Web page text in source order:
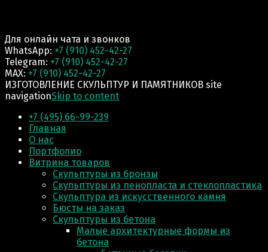
Для онлайн чата и звонков
WhatsApp: +7 (910) 452-42-27
Telegram: +7 (910) 452-42-27
MAX: +7 (910) 452-42-27
ИЗГОТОВЛЕНИЕ СКУЛЬПТУР И ПАМЯТНИКОВ site
navigationSkip to content
+7 (495) 66-99-239
Главная
О нас
Портфолио
Витрина товаров
Скульптуры из бронзы
Скульптуры из пенопласта и стеклопластика
Скульптура из искусственного камня
Бюсты на заказ
Скульптуры из бетона
Малые архитектурные формы из
бетона